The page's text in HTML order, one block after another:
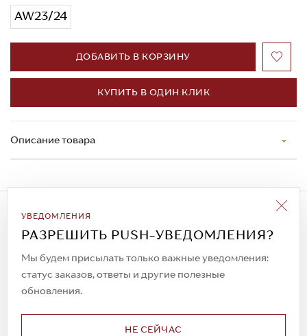
AW23/24
ДОБАВИТЬ В КОРЗИНУ
КУПИТЬ В ОДИН КЛИК
Описание товара
УВЕДОМЛЕНИЯ
РАЗРЕШИТЬ PUSH-УВЕДОМЛЕНИЯ?
Мы будем присылать только важные уведомления:
статус заказов, ответы и другие полезные
обновления.
НЕ СЕЙЧАС
Подписаться на рассылку
Всегда будьте в курсе новых акций и
спецпредложений!
© 2023. AIT Shoes
Все права защищены